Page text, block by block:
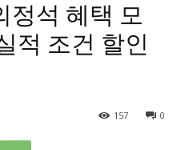
정석 혜택 모
적 조건 할인
0
157